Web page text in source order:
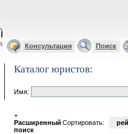
Консультация Поиск
Каталог юристов:
Имя:
+
Расширенный
поиск
Сортировать: